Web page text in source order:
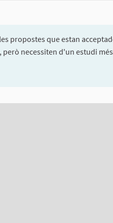
propostes que estan
necessiten d'un estudi
al mapa. L'element es pot